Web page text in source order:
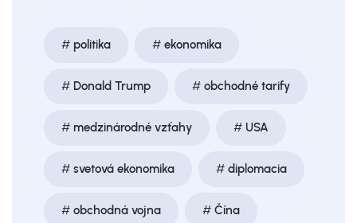
politika ekonomika
Donald Trump obchodné tarify
medzinárodné vzťahy USA
svetová ekonomika diplomacia
obchodná vojna Čína